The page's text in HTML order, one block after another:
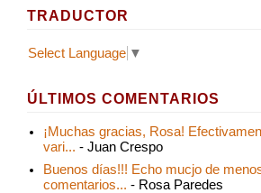
TRADUCTOR
Select Language ▼
ÚLTIMOS COMENTARIOS
¡Muchas gracias, Rosa!
vari... - Juan Crespo
Buenos días!!! Echo mucjo de
comentarios... - Rosa Paredes